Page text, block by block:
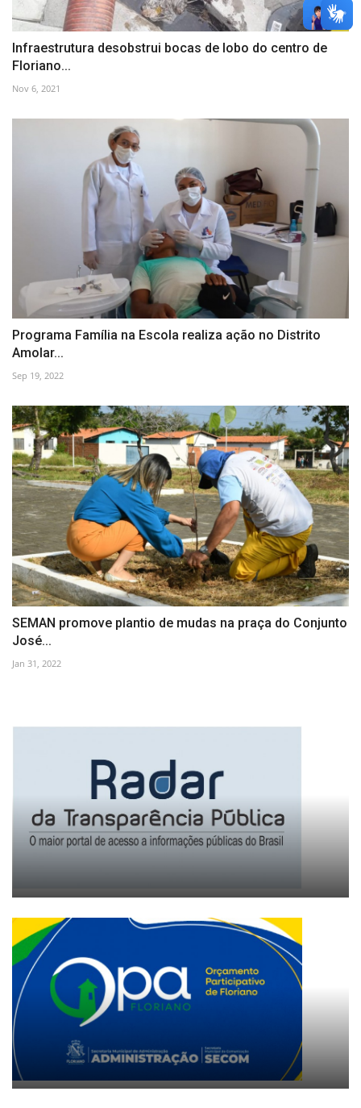
Infraestrutura desobstrui bocas de lobo do centro de
Floriano...
Nov 6, 2021
Programa Família na Escola realiza ação no Distrito
Amolar...
Sep 19, 2022
SEMAN promove plantio de mudas na praça do Conjunto
José...
Jan 31, 2022